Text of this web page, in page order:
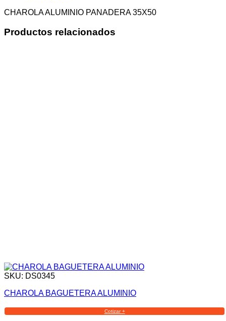
CHAROLA ALUMINIO PANADERA 35X50
Productos relacionados
SKU: DS0345
CHAROLA BAGUETERA ALUMINIO
Cotizar +